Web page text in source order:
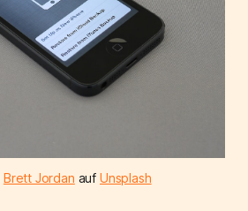
Brett Jordan auf Unsplash